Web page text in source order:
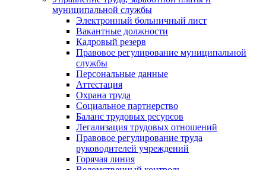
муниципальной службы
Электронный больничный лист
Вакантные должности
Кадровый резерв
Правовое регулирование муниципальной
службы
Персональные данные
Аттестация
Охрана труда
Социальное партнерство
Баланс трудовых ресурсов
Легализация трудовых отношений
Правовое регулирование труда
руководителей учреждений
Горячая линия